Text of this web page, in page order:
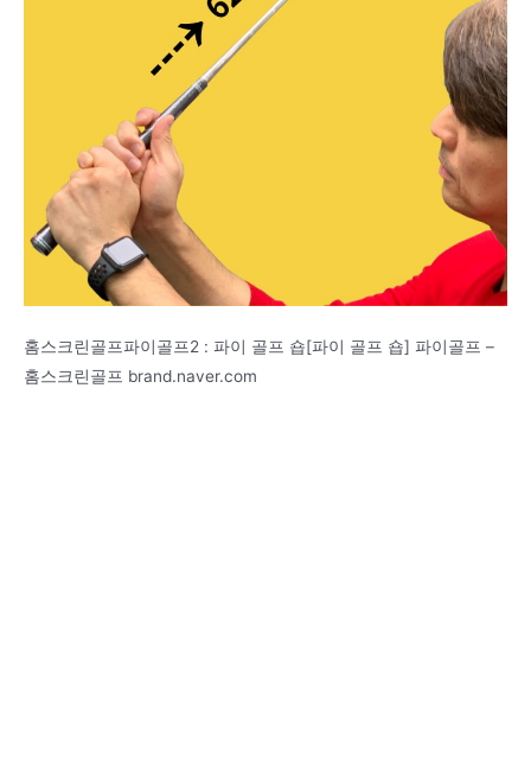
홈스크린골프파이골프2 : 파이 골프 숍[파이 골프 숍] 파이골프 –
홈스크린골프 brand.naver.com